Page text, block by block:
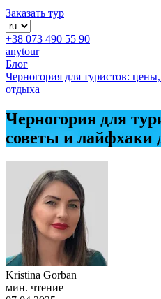
Заказать тур
+38 073 490 55 90
anytour
Блог
Черногория для туристов:
отдыха
Черногория для
советы и лайфхаки
Kristina Gorban
мин. чтение